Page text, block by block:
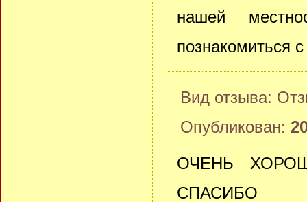
нашей
познакомиться
Вид отзыва:
Опубликован:
ОЧЕНЬ
СПАСИБО